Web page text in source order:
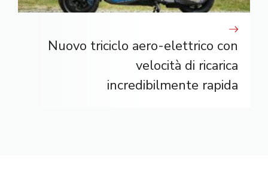
Nuovo triciclo aero-elettrico con
velocità di ricarica
incredibilmente rapida